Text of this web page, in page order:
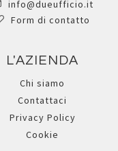
info@dueufficio.it
Form di contatto
L'AZIENDA
Chi siamo
Contattaci
Privacy Policy
Cookie